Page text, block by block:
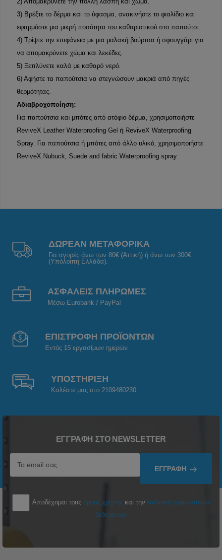
3) Βρέξτε το δέρμα και το ύφασμα, ανακινήστε το φιαλίδιο και
εφαρμόστε μια μικρή ποσότητα του καθαριστικού στο παπούτσι.
4) Τρίψτε την επιφάνεια με μια μαλακή βούρτσα ή σφουγγάρι για
να απομακρύνετε χώμα και λεκέδες.
5) Ξεπλύνετε καλά με καθαρό νερό.
6) Αφήστε τα παπούτσια να στεγνώσουν μακριά από πηγές
θερμότητας.
Αδιαβροχοποίηση:
Για παπούτσια και μπότες από ατόφιο δέρμα, χρησιμοποιήστε
ReviveX Leather Waterproofing Gel ή ReviveX Waterproofing
Spray. Για παπούτσια ή μπότες από άλλο υλικό, χρησιμοποιήστε
ReviveX Nubuck, Suede and fabric Waterproofing spray.
ΔΩΡΕΑΝ ΜΕΤΑΦΟΡΙΚΑ
Για αγορές άνω των 80€ (Αττική) ή άνω των 300€
(Υπόλοιπη Ελλάδα).
ΑΣΦΑΛΕΙΣ ΠΛΗΡΩΜΕΣ
Μέσω Eurobank / PayPal
ΕΠΙΣΤΡΟΦΗ ΠΡΟΪΟΝΤΩΝ
Εντός 15 εργασίμων ημερών
ΥΠΟΣΤΗΡΙΞΗ
Καλέστε μας στο 2109480230
ΕΓΓΡΑΦΉ ΣΤΟ NEWSLETTER
ΕΓΓΡΑΦΉ
Αποδέχομαι τους όρους χρήσης και την πολιτική προσωπικών
δεδομένων